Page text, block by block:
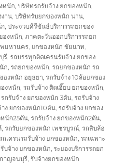
หนัก,บริษัทรถรับจ้าง ยกของหนัก,
งาน,บริษัทรับยกของหนัก น่าน,
,ประจวบคีรีขันธ์บริการรถยกของ
องหนัก,ภาคตะวันออกบริการรถยก
พมหานคร, ยกของหนัก ชัยนาท,
รี,รถบรรทุกติดเครนรับจ้าง ยกของ
ก,รถยกของหนัก,รถยกของหนัก รถ
องหนัก อยุธยา,รถรับจ้าง 10ล้อยกของ
องหนัก,รถรับจ้าง ติดเฮี๊ยบ ยกของหนัก,
รถรับจ้าง ยกของหนัก 3ตัน,รถรับจ้าง
าง ยกของหนัก10ตัน,รถรับจ้าง ยกของ
หนัก25ตัน,รถรับจ้าง ยกของหนัก2ตัน,
,รถรับยกของหนัก เพชรบูรณ์,รถสิบล้อ
ถเครนรถรับจ้าง ยกของหนัก,รถเฉพาะ
รับจ้าง ยกของหนัก,ระยองบริการรถยก
าญจนบุรี,รับจ้างยกของหนัก